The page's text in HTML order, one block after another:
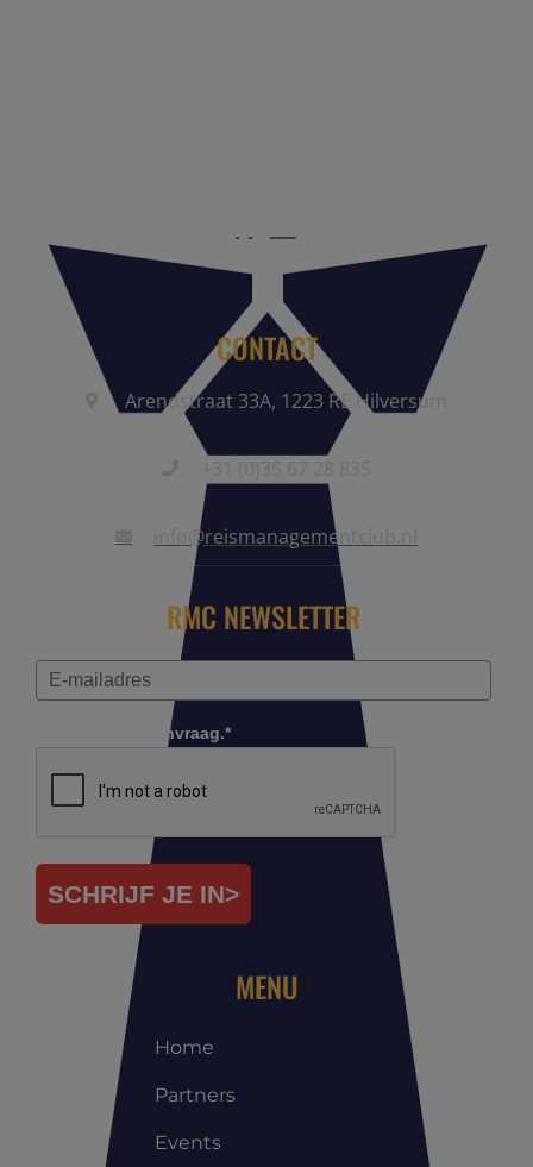
CONTACT
Arendstraat 33A, 1223 RE Hilversum
info@reismanagementclub.nl
RMC NEWSLETTER
Controleer je aanvraag.*
SCHRIJF JE IN>
MENU
Home
Partners
Events